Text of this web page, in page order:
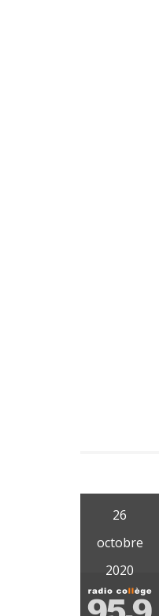
26
octobre
2020